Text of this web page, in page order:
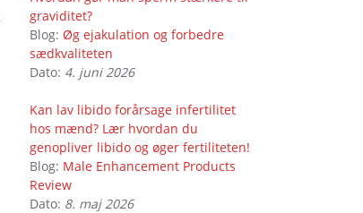
graviditet?
Blog: Øg ejakulation og forbedre
sædkvaliteten
Dato: 4. juni 2026
Kan lav libido forårsage infertilitet
hos mænd? Lær hvordan du
genopliver libido og øger fertiliteten!
Blog: Male Enhancement Products
Review
Dato: 8. maj 2026